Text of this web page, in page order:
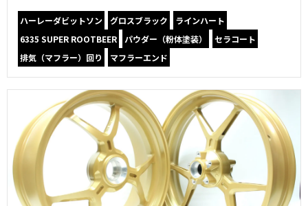
ハーレーダビットソン グロスブラック
ラインハート
6335 SUPER ROOTBEER
パウダー（粉体塗装）
セラコート
排気（マフラー）回り
マフラーエンド